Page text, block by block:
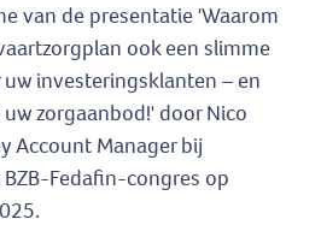
van de presentatie 'Waarom
ook een slimme
uw investeringsklanten – en
zorgaanbod!' door Nico
Account Manager bij
BZB-Fedafin-congres op